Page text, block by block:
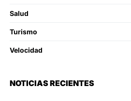
Salud
Turismo
Velocidad
NOTICIAS RECIENTES